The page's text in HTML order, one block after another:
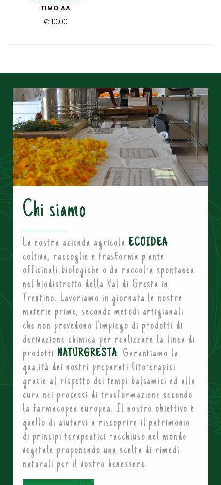
TIMO AA
€ 10,00
Chi siamo
La nostra azienda agricola ECOIDEA
coltiva, raccoglie e trasforma piante
officinali biologiche o da raccolta spontanea
nel biodistretto della Val di Gresta in
Trentino. Lavoriamo in giornata le nostre
materie prime, secondo metodi artigianali
che non prevedono l’impiego di prodotti di
derivazione chimica per realizzare la linea di
prodotti NATURGRESTA. Garantiamo la
qualità dei nostri preparati fitoterapici
grazie al rispetto dei tempi balsamici ed alla
cura nei processi di trasformazione secondo
la farmacopea europea. Il nostro obiettivo è
quello di aiutarvi a riscoprire il patrimonio
di principi terapeutici racchiuso nel mondo
vegetale proponendo una scelta di rimedi
naturali per il vostro benessere.